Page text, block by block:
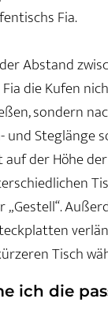
Fia.
Abstand
die Kufen
sondern
und Steglänge
der Höhe
Tisch
ich die